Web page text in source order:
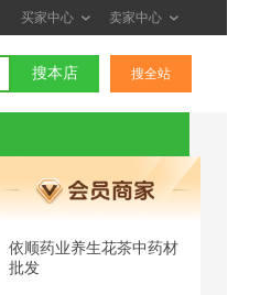
买家中心 卖家中心
搜本店 搜全站
依顺药业养生花茶中药材
批发